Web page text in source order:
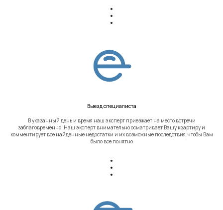
Выезд специалиста
В указанный день и время наш эксперт приезжает на место встречи
заблаговременно. Наш эксперт внимательно осматривает Вашу квартиру и
комментирует все найденные недостатки и их возможные последствия, чтобы Вам
было все понятно